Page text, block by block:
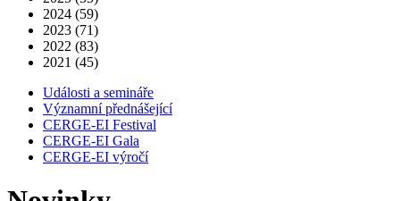
2024 (59)
2023 (71)
2022 (83)
2021 (45)
Události a semináře
Významní přednášející
CERGE-EI Festival
CERGE-EI Gala
CERGE-EI výročí